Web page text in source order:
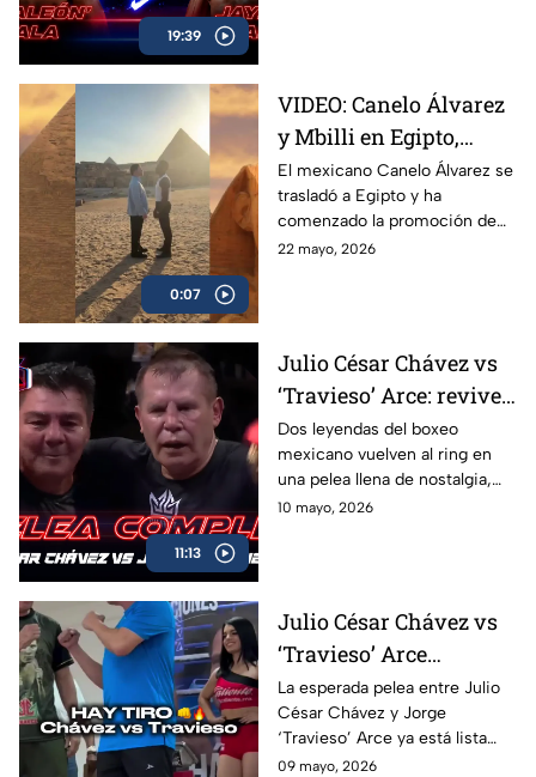
19:39
0:07
VIDEO: Canelo Álvarez
y Mbilli en Egipto,
tienen primer cara a
cara
El mexicano Canelo Álvarez se
trasladó a Egipto y ha
comenzado la promoción de
su combate ante el francés
22 mayo, 2026
11:13
Julio César Chávez vs
‘Travieso’ Arce: revive
la pelea completa en
Box Azteca
Dos leyendas del boxeo
mexicano vuelven al ring en
una pelea llena de nostalgia,
emoción y grandes momentos
10 mayo, 2026
Julio César Chávez vs
‘Travieso’ Arce
cumplen con la
báscula; habrá pelea en
Box Azteca
La esperada pelea entre Julio
César Chávez y Jorge
‘Travieso’ Arce ya está lista
luego de que ambos superaran
09 mayo, 2026